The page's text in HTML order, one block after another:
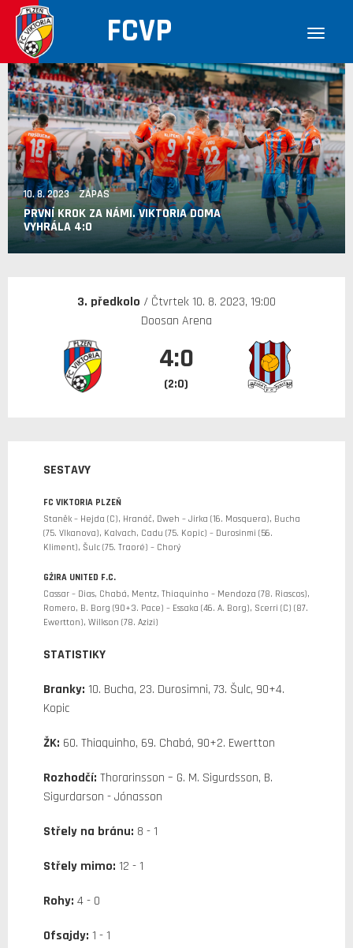
FCVP
10. 8. 2023 ZÁPAS
PRVNÍ KROK ZA NÁMI. VIKTORIA DOMA
VYHRÁLA 4:0
3. předkolo / Čtvrtek 10. 8. 2023, 19:00
Doosan Arena
4:0
(2:0)
SESTAVY
FC VIKTORIA PLZEŇ
Staněk – Hejda (C), Hranáč, Dweh – Jirka (16. Mosquera), Bucha
(75. Vlkanova), Kalvach, Cadu (75. Kopic) – Durosinmi (56.
Kliment), Šulc (75. Traoré) – Chorý
GŻIRA UNITED F.C.
Cassar – Dias, Chabá, Mentz, Thiaquinho – Mendoza (78. Riascos),
Romero, B. Borg (90+3. Pace) – Essaka (46. A. Borg), Scerri (C) (87.
Ewertton), Wilkson (78. Azizi)
STATISTIKY
Branky: 10. Bucha, 23. Durosimni, 73. Šulc, 90+4.
Kopic
ŽK: 60. Thiaquinho, 69. Chabá, 90+2. Ewertton
Rozhodčí: Thorarinsson – G. M. Sigurdsson, B.
Sigurdarson - Jónasson
Střely na bránu: 8 - 1
Střely mimo: 12 - 1
Rohy: 4 - 0
Ofsajdy: 1 - 1